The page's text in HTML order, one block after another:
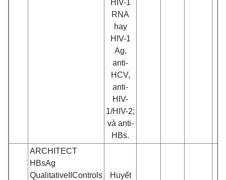
HIV-1
RNA
hay
HIV-1
Ag,
anti-
HCV,
anti-
HIV-
1/HIV-2;
và anti-
HBs.
ARCHITECT
HBsAg
Qualitative Controls
Huyết